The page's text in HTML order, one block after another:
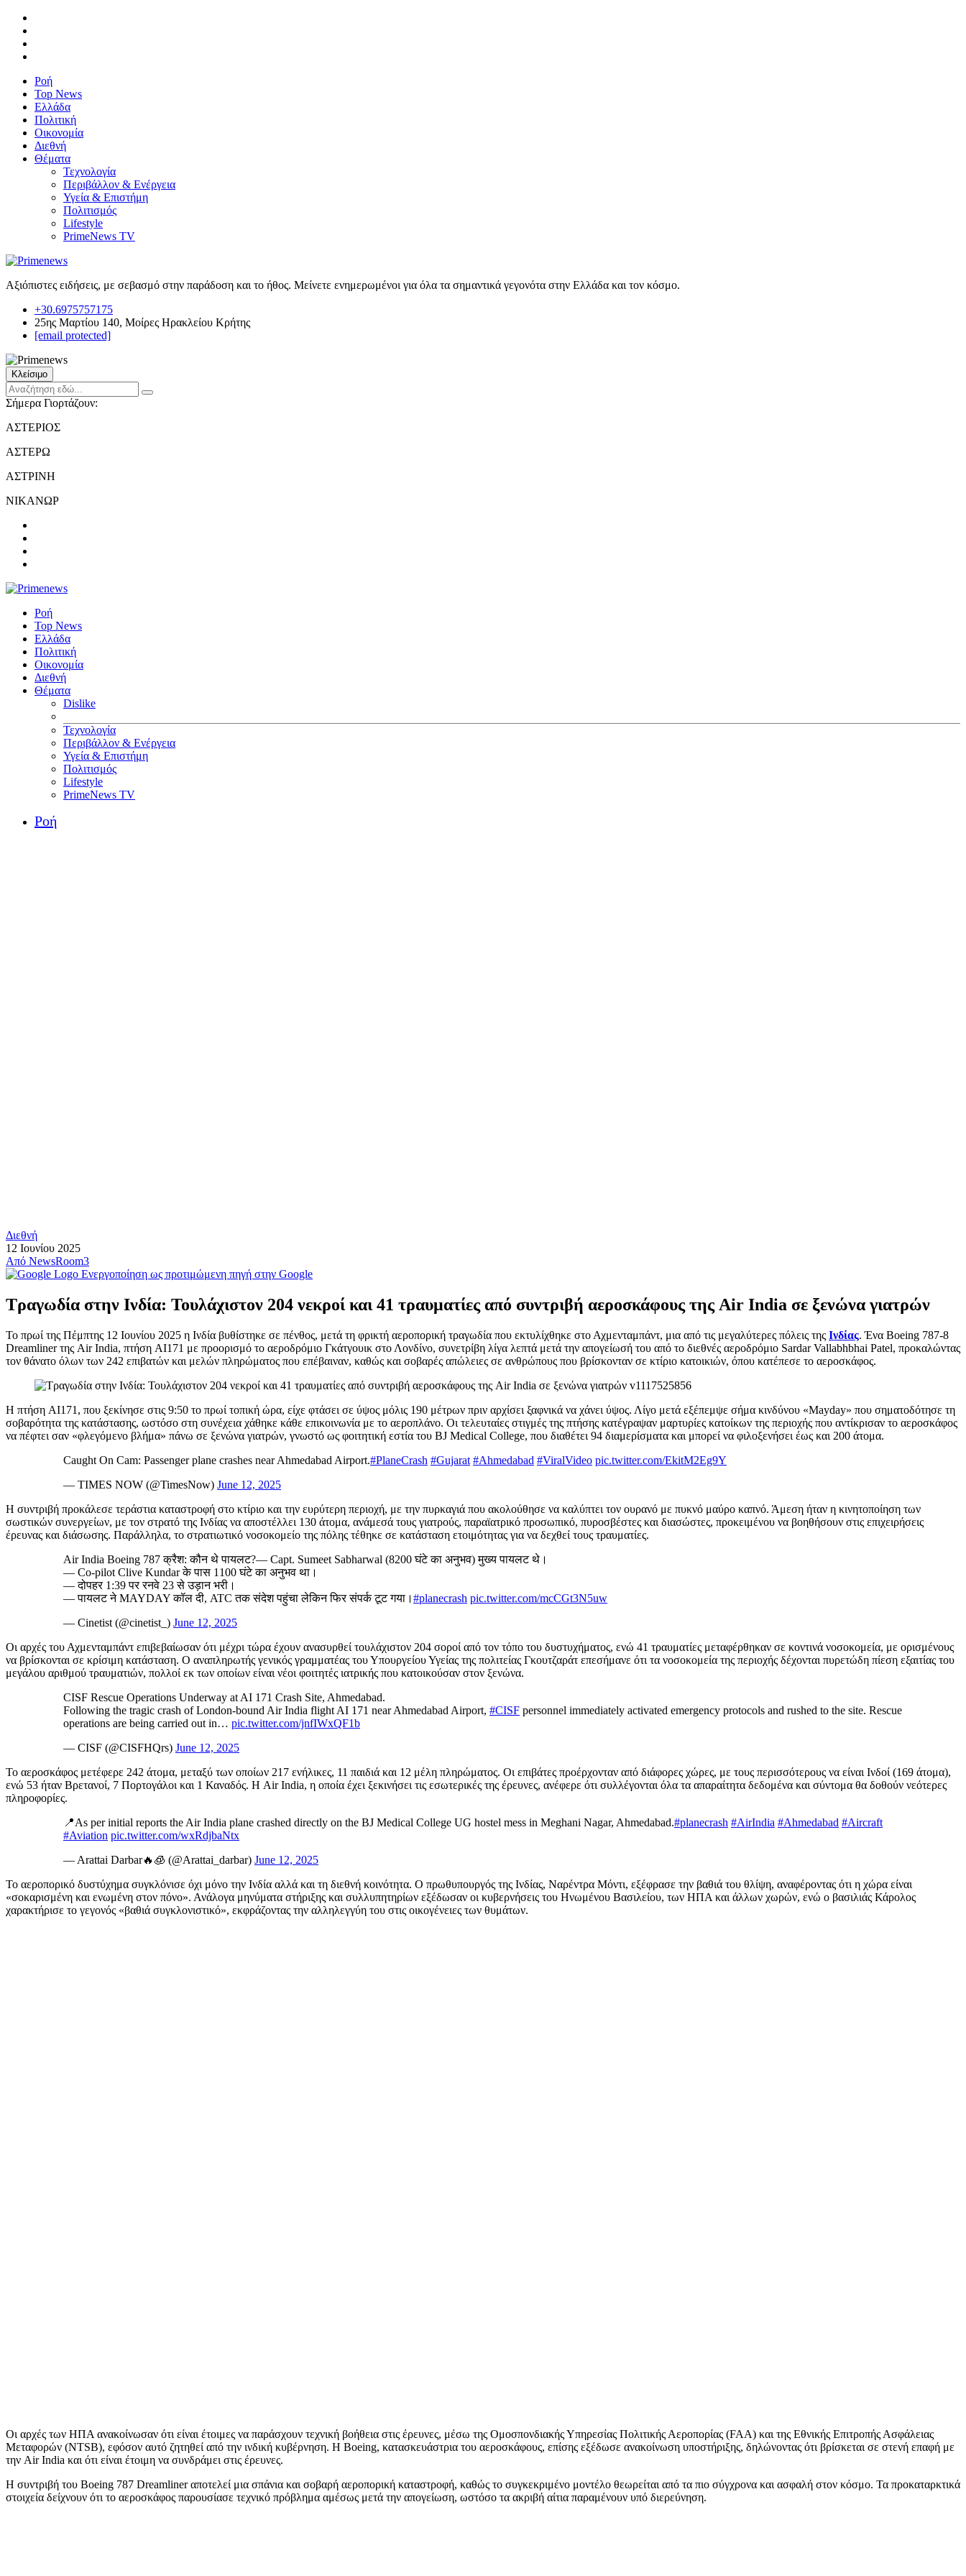
Ροή
Top News
Ελλάδα
Πολιτική
Οικονομία
Διεθνή
Θέματα
Τεχνολογία
Περιβάλλον & Ενέργεια
Υγεία & Επιστήμη
Πολιτισμός
Lifestyle
PrimeNews TV
Αξιόπιστες ειδήσεις, με σεβασμό στην παράδοση και το ήθος. Μείνετε ενημερωμένοι για όλα τα σημαντικά γεγονότα στην Ελλάδα και τον κόσμο.
+30.6975757175
25ης Μαρτίου 140, Μοίρες Ηρακλείου Κρήτης
[email protected]
Κλείσιμο
Σήμερα Γιορτάζουν:
ΑΣΤΕΡΙΟΣ
ΑΣΤΕΡΩ
ΑΣΤΡΙΝΗ
ΝΙΚΑΝΩΡ
Ροή
Top News
Ελλάδα
Πολιτική
Οικονομία
Διεθνή
Θέματα
Dislike
Τεχνολογία
Περιβάλλον & Ενέργεια
Υγεία & Επιστήμη
Πολιτισμός
Lifestyle
PrimeNews TV
Ροή
Διεθνή
12 Ιουνίου 2025
Από NewsRoom3
Ενεργοποίηση ως προτιμώμενη πηγή στην Google
Τραγωδία στην Ινδία: Τουλάχιστον 204 νεκροί και 41 τραυματίες από συντριβή αεροσκάφους της Air India σε ξενώνα γιατρών
Το πρωί της Πέμπτης 12 Ιουνίου 2025 η Ινδία βυθίστηκε σε πένθος, μετά τη φρικτή αεροπορική τραγωδία που εκτυλίχθηκε στο Αχμενταμπάντ, μια από τις μεγαλύτερες πόλεις της Ινδίας. Ένα Boeing 787-8
Dreamliner της Air India, πτήση AI171 με προορισμό το αεροδρόμιο Γκάτγουικ στο Λονδίνο, συνετρίβη λίγα λεπτά μετά την απογείωσή του από το διεθνές αεροδρόμιο Sardar Vallabhbhai Patel, προκαλώντας
τον θάνατο όλων των 242 επιβατών και μελών πληρώματος που επέβαιναν, καθώς και σοβαρές απώλειες σε ανθρώπους που βρίσκονταν σε κτίριο κατοικιών, όπου κατέπεσε το αεροσκάφος.
Η πτήση AI171, που ξεκίνησε στις 9:50 το πρωί τοπική ώρα, είχε φτάσει σε ύψος μόλις 190 μέτρων πριν αρχίσει ξαφνικά να χάνει ύψος. Λίγο μετά εξέπεμψε σήμα κινδύνου «Mayday» που σηματοδότησε τη
σοβαρότητα της κατάστασης, ωστόσο στη συνέχεια χάθηκε κάθε επικοινωνία με το αεροπλάνο. Οι τελευταίες στιγμές της πτήσης κατέγραψαν μαρτυρίες κατοίκων της περιοχής που αντίκρισαν το αεροσκάφος
να πέφτει σαν «φλεγόμενο βλήμα» πάνω σε ξενώνα γιατρών, γνωστό ως φοιτητική εστία του BJ Medical College, που διαθέτει 94 διαμερίσματα και μπορεί να φιλοξενήσει έως και 200 άτομα.
Caught On Cam: Passenger plane crashes near Ahmedabad Airport.#PlaneCrash #Gujarat #Ahmedabad #ViralVideo pic.twitter.com/EkitM2Eg9Y
— TIMES NOW (@TimesNow) June 12, 2025
Η συντριβή προκάλεσε τεράστια καταστροφή στο κτίριο και την ευρύτερη περιοχή, με την πυρκαγιά που ακολούθησε να καλύπτει τον ουρανό με πυκνό μαύρο καπνό. Άμεση ήταν η κινητοποίηση των
σωστικών συνεργείων, με τον στρατό της Ινδίας να αποστέλλει 130 άτομα, ανάμεσά τους γιατρούς, παραϊατρικό προσωπικό, πυροσβέστες και διασώστες, προκειμένου να βοηθήσουν στις επιχειρήσεις
έρευνας και διάσωσης. Παράλληλα, το στρατιωτικό νοσοκομείο της πόλης τέθηκε σε κατάσταση ετοιμότητας για να δεχθεί τους τραυματίες.
Air India Boeing 787 क्रैश: कौन थे पायलट?— Capt. Sumeet Sabharwal (8200 घंटे का अनुभव) मुख्य पायलट थे।
— Co-pilot Clive Kundar के पास 1100 घंटे का अनुभव था।
— दोपहर 1:39 पर रनवे 23 से उड़ान भरी।
— पायलट ने MAYDAY कॉल दी, ATC तक संदेश पहुंचा लेकिन फिर संपर्क टूट गया। #planecrash pic.twitter.com/mcCGt3N5uw
— Cinetist (@cinetist_) June 12, 2025
Οι αρχές του Αχμενταμπάντ επιβεβαίωσαν ότι μέχρι τώρα έχουν ανασυρθεί τουλάχιστον 204 σοροί από τον τόπο του δυστυχήματος, ενώ 41 τραυματίες μεταφέρθηκαν σε κοντινά νοσοκομεία, με ορισμένους
να βρίσκονται σε κρίσιμη κατάσταση. Ο αναπληρωτής γενικός γραμματέας του Υπουργείου Υγείας της πολιτείας Γκουτζαράτ επεσήμανε ότι τα νοσοκομεία της περιοχής δέχονται πυρετώδη πίεση εξαιτίας του
μεγάλου αριθμού τραυματιών, πολλοί εκ των οποίων είναι νέοι φοιτητές ιατρικής που κατοικούσαν στον ξενώνα.
CISF Rescue Operations Underway at AI 171 Crash Site, Ahmedabad.
Following the tragic crash of London-bound Air India flight AI 171 near Ahmedabad Airport, #CISF personnel immediately activated emergency protocols and rushed to the site. Rescue
operations are being carried out in… pic.twitter.com/jnfIWxQF1b
— CISF (@CISFHQrs) June 12, 2025
Το αεροσκάφος μετέφερε 242 άτομα, μεταξύ των οποίων 217 ενήλικες, 11 παιδιά και 12 μέλη πληρώματος. Οι επιβάτες προέρχονταν από διάφορες χώρες, με τους περισσότερους να είναι Ινδοί (169 άτομα),
ενώ 53 ήταν Βρετανοί, 7 Πορτογάλοι και 1 Καναδός. Η Air India, η οποία έχει ξεκινήσει τις εσωτερικές της έρευνες, ανέφερε ότι συλλέγονται όλα τα απαραίτητα δεδομένα και σύντομα θα δοθούν νεότερες
πληροφορίες.
📍As per initial reports the Air India plane crashed directly on the BJ Medical College UG hostel mess in Meghani Nagar, Ahmedabad.#planecrash #AirIndia #Ahmedabad #Aircraft
#Aviation pic.twitter.com/wxRdjbaNtx
— Arattai Darbar🔥🧊 (@Arattai_darbar) June 12, 2025
Το αεροπορικό δυστύχημα συγκλόνισε όχι μόνο την Ινδία αλλά και τη διεθνή κοινότητα. Ο πρωθυπουργός της Ινδίας, Ναρέντρα Μόντι, εξέφρασε την βαθιά του θλίψη, αναφέροντας ότι η χώρα είναι
«σοκαρισμένη και ενωμένη στον πόνο». Ανάλογα μηνύματα στήριξης και συλλυπητηρίων εξέδωσαν οι κυβερνήσεις του Ηνωμένου Βασιλείου, των ΗΠΑ και άλλων χωρών, ενώ ο βασιλιάς Κάρολος
χαρακτήρισε το γεγονός «βαθιά συγκλονιστικό», εκφράζοντας την αλληλεγγύη του στις οικογένειες των θυμάτων.
Οι αρχές των ΗΠΑ ανακοίνωσαν ότι είναι έτοιμες να παράσχουν τεχνική βοήθεια στις έρευνες, μέσω της Ομοσπονδιακής Υπηρεσίας Πολιτικής Αεροπορίας (FAA) και της Εθνικής Επιτροπής Ασφάλειας
Μεταφορών (NTSB), εφόσον αυτό ζητηθεί από την ινδική κυβέρνηση. Η Boeing, κατασκευάστρια του αεροσκάφους, επίσης εξέδωσε ανακοίνωση υποστήριξης, δηλώνοντας ότι βρίσκεται σε στενή επαφή με
την Air India και ότι είναι έτοιμη να συνδράμει στις έρευνες.
Η συντριβή του Boeing 787 Dreamliner αποτελεί μια σπάνια και σοβαρή αεροπορική καταστροφή, καθώς το συγκεκριμένο μοντέλο θεωρείται από τα πιο σύγχρονα και ασφαλή στον κόσμο. Τα προκαταρκτικά
στοιχεία δείχνουν ότι το αεροσκάφος παρουσίασε τεχνικό πρόβλημα αμέσως μετά την απογείωση, ωστόσο τα ακριβή αίτια παραμένουν υπό διερεύνηση.